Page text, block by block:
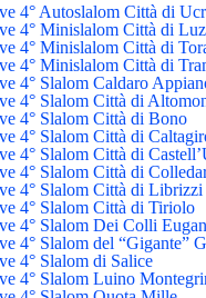
4° Autoslalom Città di
4° Minislalom Città di
4° Minislalom Città di
4° Minislalom Città di
4° Slalom Caldaro
4° Slalom Città di
4° Slalom Città di Bono
4° Slalom Città di
4° Slalom Città di
4° Slalom Città di
4° Slalom Città di Librizzi
4° Slalom Città di Tiriolo
4° Slalom Dei Colli
4° Slalom del “Gigante”
4° Slalom di Salice
4° Slalom Luino